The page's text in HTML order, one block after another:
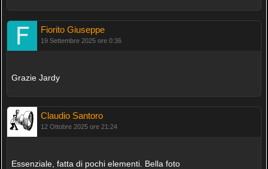
Fiorito Giuseppe
19 Settembre 2025 ore 0:36
Grazie Jardy
Claudio Santoro
12 Ottobre 2025 ore 21:24
Essenziale, fatta di pochi elementi. Bella foto